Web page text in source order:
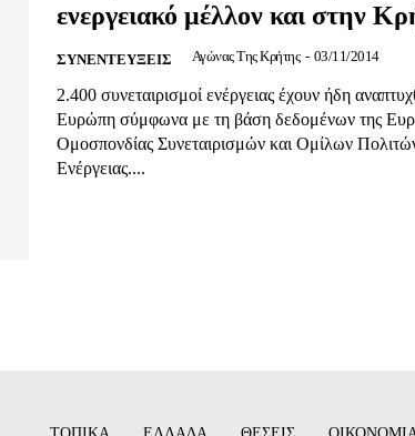
ενεργειακό μέλλον και στην
ΣΥΝΕΝΤΕΥΞΕΙΣ Αγώνας Της Κρήτης - 03/11/2014
2.400 συνεταιρισμοί ενέργειας έχουν ήδη
Ευρώπη σύμφωνα με τη βάση δεδομένων της
Ομοσπονδίας Συνεταιρισμών και Ομίλων
Ενέργειας....